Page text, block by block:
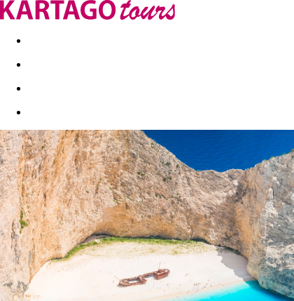
Last minute Dovolenkové kluby